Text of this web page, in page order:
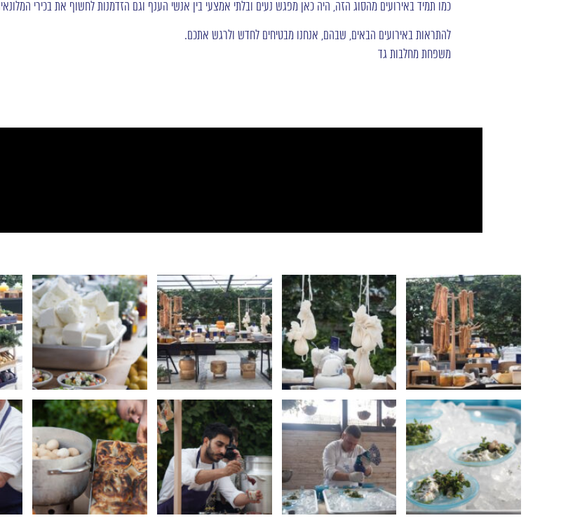
כמו תמיד באירועים מהסוג הזה, היה כאן מפגש נעים ובלתי אמצעי בין אנשי הענף וגם הזדמנות לחשוף את בכירי
להתראות באירועים הבאים, שבהם, אנחנו מבטיחים לחדש ולרגש אתכם.
משפחת מחלבות גד